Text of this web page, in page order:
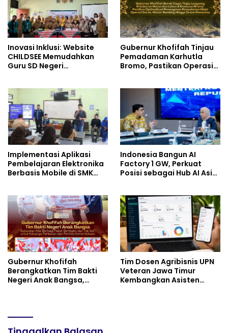
Inovasi Inklusi: Website
CHILDSEE Memudahkan
Guru SD Negeri
Berkebutuhan Khusus
Gubernur Khofifah Tinjau
Pemadaman Karhutla
Bromo, Pastikan Operasi
Implementasi Aplikasi
Pembelajaran Elektronika
Berbasis Mobile di SMK
dan Inovasi Pembelajaran
Indonesia Bangun AI
Factory 1 GW, Perkuat
Posisi sebagai Hub AI Asia
Gubernur Khofifah
Berangkatkan Tim Bakti
Negeri Anak Bangsa,
Tim Dosen Agribisnis UPN
Veteran Jawa Timur
Kembangkan Asisten